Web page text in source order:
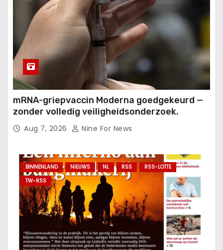
mRNA-griepvaccin Moderna goedgekeurd —
zonder volledig veiligheidsonderzoek.
Aug 7, 2026 Nine For News
BINNENLAND NIEUWS NL RSS
RSS-LOTTE
TW-RSS